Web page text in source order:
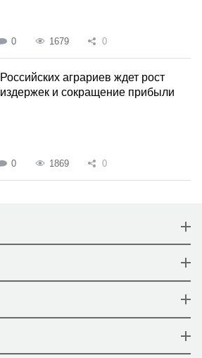
0 1679 0
Российских аграриев ждет рост
издержек и сокращение прибыли
0 1869 0